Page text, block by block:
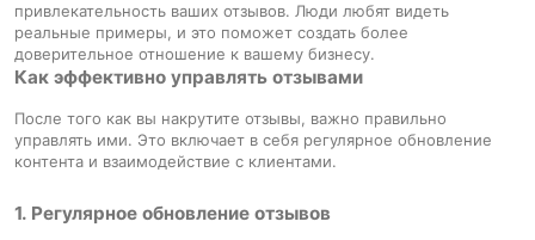
привлекательность ваших отзывов. Люди любят видеть
реальные примеры, и это поможет создать более
доверительное отношение к вашему бизнесу.
Как эффективно управлять отзывами
После того как вы накрутите отзывы, важно правильно
управлять ими. Это включает в себя регулярное обновление
контента и взаимодействие с клиентами.
1. Регулярное обновление отзывов